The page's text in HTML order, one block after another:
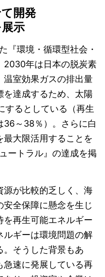
開発
示
『環境・循環型社会・
2030年は日本の脱炭素
温室効果ガスの排出量
を達成するため、太陽
するとしている（再生
36～38％）。さらに白
大限活用することを
ートラル』の達成を掲
源が比較的乏しく、海
全保障に懸念を生じ
を再生可能エネルギー
ルギーは環境問題の解
。そうした背景もあ
急速に発展している再